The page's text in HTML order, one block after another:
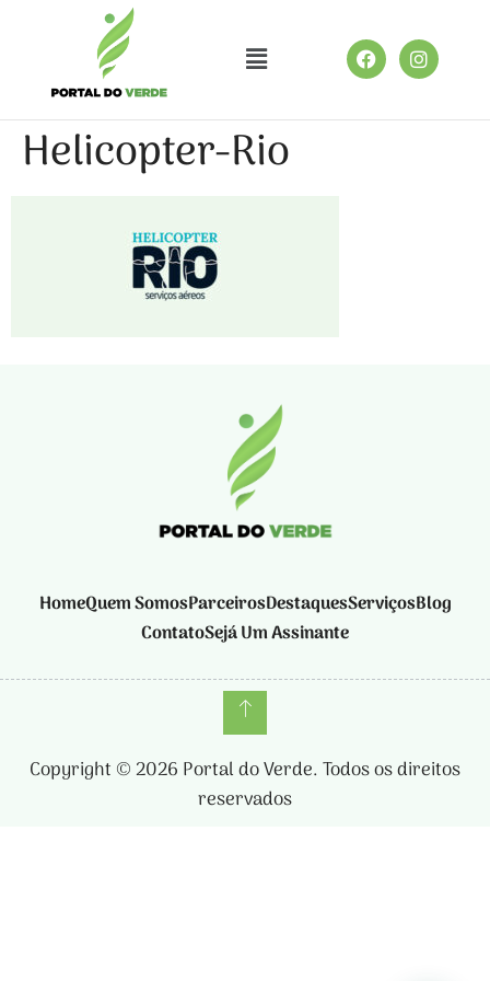
Helicopter-Rio
HomeQuem SomosParceirosDestaquesServiçosBlog
ContatoSejá Um Assinante
Copyright © 2026 Portal do Verde. Todos os direitos
reservados